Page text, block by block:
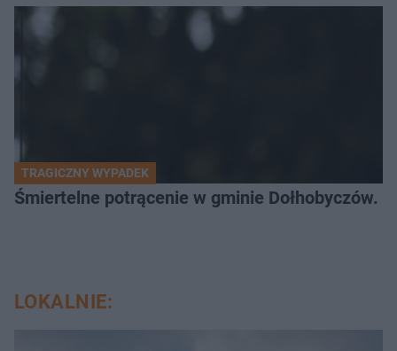
TRAGICZNY WYPADEK
Śmiertelne potrącenie w gminie Dołhobyczów.
LOKALNIE: